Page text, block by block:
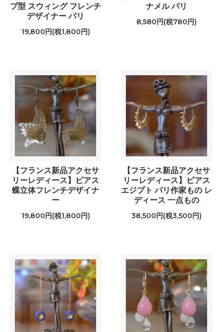
プ型 スウィング フレンチ
デザイナー パリ
19,800円(税1,800円)
ナメル パリ
8,580円(税780円)
【フランス新品アクセサ
リーレディース】ピアス
蝶立体フレンチデザイナ
ー
19,800円(税1,800円)
【フランス新品アクセサ
リーレディース】ピアス
エジプト パリ作家もの レ
ディース 一点もの
38,500円(税3,500円)